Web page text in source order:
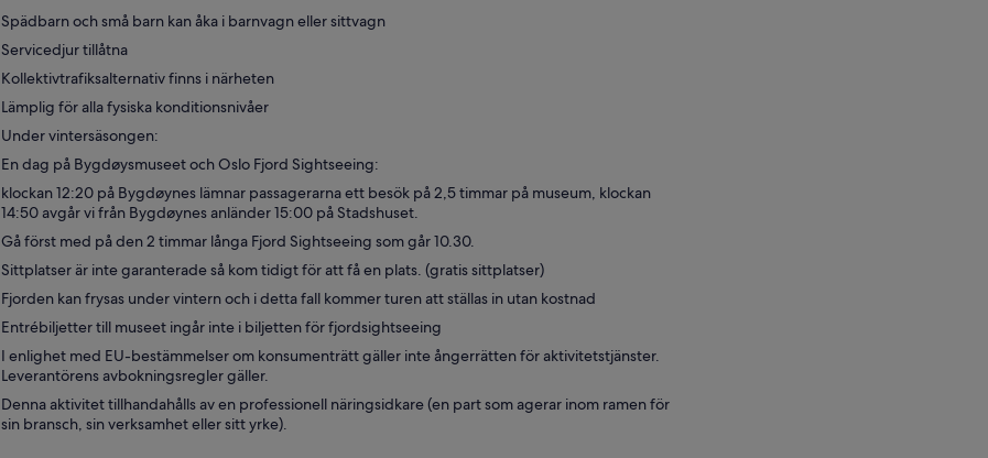
Spädbarn och små barn kan åka i barnvagn eller sittvagn
Servicedjur tillåtna
Kollektivtrafiksalternativ finns i närheten
Lämplig för alla fysiska konditionsnivåer
Under vintersäsongen:
En dag på Bygdøysmuseet och Oslo Fjord Sightseeing:
klockan 12:20 på Bygdøynes lämnar passagerarna ett besök på 2,5 timmar på museum, klockan
14:50 avgår vi från Bygdøynes anländer 15:00 på Stadshuset.
Gå först med på den 2 timmar långa Fjord Sightseeing som går 10.30.
Sittplatser är inte garanterade så kom tidigt för att få en plats. (gratis sittplatser)
Fjorden kan frysas under vintern och i detta fall kommer turen att ställas in utan kostnad
Entrébiljetter till museet ingår inte i biljetten för fjordsightseeing
I enlighet med EU-bestämmelser om konsumenträtt gäller inte ångerrätten för aktivitetstjänster.
Leverantörens avbokningsregler gäller.
Denna aktivitet tillhandahålls av en professionell näringsidkare (en part som agerar inom ramen för
sin bransch, sin verksamhet eller sitt yrke).